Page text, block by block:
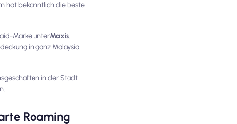
hat bekanntlich die beste
Marke unterMaxis.
in ganz Malaysia.
in der Stadt
Roaming